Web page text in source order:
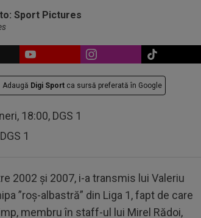
Adaugă Digi Sport ca sursă preferată în Google
18:00, DGS 1
1
2002 și 2007, i-a transmis lui Valeriu
”roș-albastră” din Liga 1, fapt de care
membru în staff-ul lui Mirel Rădoi,